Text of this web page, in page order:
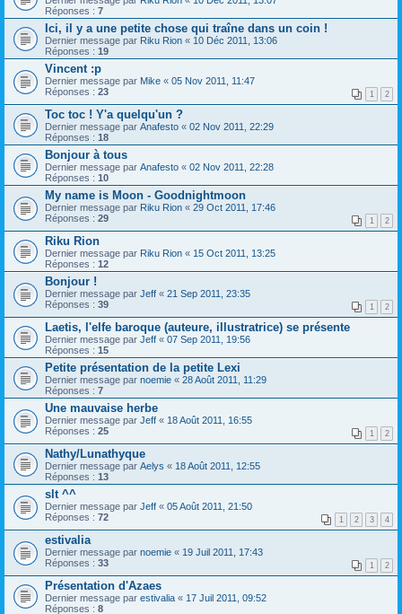
Réponses : 7
Ici, il y a une petite chose qui traîne dans un coin !
Dernier message par Riku Rion « 10 Déc 2011, 13:06
Réponses : 19
Vincent :p
Dernier message par Mike « 05 Nov 2011, 11:47
Réponses : 23 1 2
Toc toc ! Y'a quelqu'un ?
Dernier message par Anafesto « 02 Nov 2011, 22:29
Réponses : 18
Bonjour à tous
Dernier message par Anafesto « 02 Nov 2011, 22:28
Réponses : 10
My name is Moon - Goodnightmoon
Dernier message par Riku Rion « 29 Oct 2011, 17:46
Réponses : 29 1 2
Riku Rion
Dernier message par Riku Rion « 15 Oct 2011, 13:25
Réponses : 12
Bonjour !
Dernier message par Jeff « 21 Sep 2011, 23:35
Réponses : 39 1 2
Laetis, l'elfe baroque (auteure, illustratrice) se présente
Dernier message par Jeff « 07 Sep 2011, 19:56
Réponses : 15
Petite présentation de la petite Lexi
Dernier message par noemie « 28 Août 2011, 11:29
Réponses : 7
Une mauvaise herbe
Dernier message par Jeff « 18 Août 2011, 16:55
Réponses : 25 1 2
Nathy/Lunathyque
Dernier message par Aelys « 18 Août 2011, 12:55
Réponses : 13
slt ^^
Dernier message par Jeff « 05 Août 2011, 21:50
Réponses : 72 1 2 3 4
estivalia
Dernier message par noemie « 19 Juil 2011, 17:43
Réponses : 33 1 2
Présentation d'Azaes
Dernier message par estivalia « 17 Juil 2011, 09:52
Réponses : 8